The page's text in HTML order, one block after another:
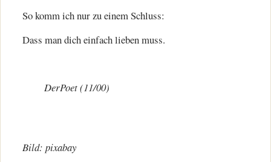
So komm ich nur zu einem Schluss:
Dass man dich einfach lieben muss.
DerPoet (11/00)
Bild: pixabay